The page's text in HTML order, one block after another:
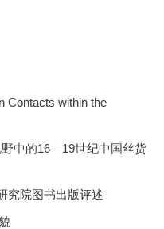
Contacts within the
中的16—19世纪中国丝货
究院图书出版评述